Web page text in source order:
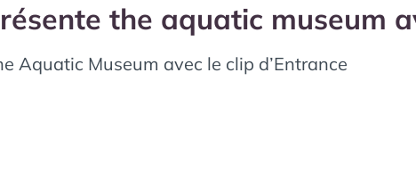
the aquatic museum
Aquatic Museum avec le clip d’Entrance